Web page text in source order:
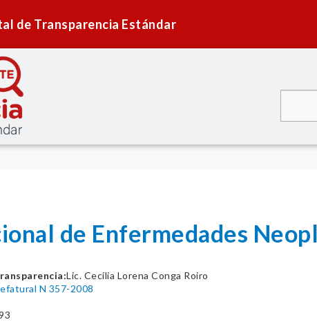
de Transparencia Estándar
de Enfermedades
Lic. Cecilia Lorena Conga Roiro
N 357-2008